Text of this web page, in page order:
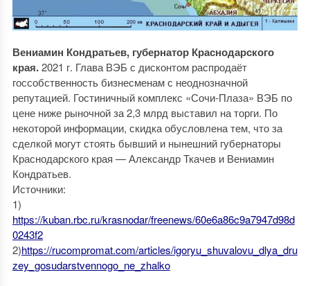
Вениамин Кондратьев, губернатор Краснодарского
края.2021 г. Глава ВЭБ с дисконтом распродаёт
госсобственность бизнесменам с неоднозначной
репутацией. Гостиничный комплекс «Сочи-Плаза» ВЭБ по
цене ниже рыночной за 2,3 млрд выставил на торги. По
некоторой информации, скидка обусловлена тем, что за
сделкой могут стоять бывший и нынешний губернаторы
Краснодарского края — Александр Ткачев и Вениамин
Кондратьев.
Источники:
1)
https://kuban.rbc.ru/krasnodar/freenews/60e6a86c9a7947d98d
0243f2
2)https://rucompromat.com/articles/igoryu_shuvalovu_dlya_dru
zey_gosudarstvennogo_ne_zhalko